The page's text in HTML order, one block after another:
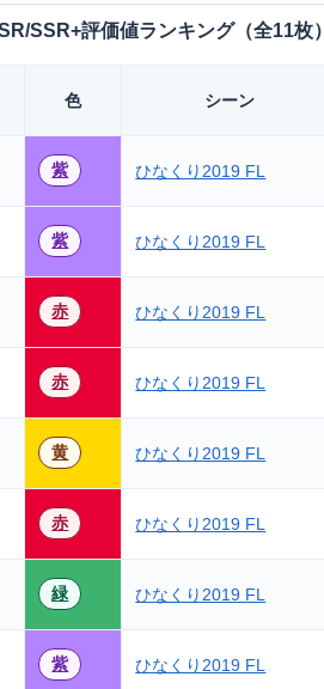
SSR+評価値ランキング（全11枚）
色 シーン
紫 ひなくり2019 FL
紫 ひなくり2019 FL
赤 ひなくり2019 FL
赤 ひなくり2019 FL
黄 ひなくり2019 FL
赤 ひなくり2019 FL
緑 ひなくり2019 FL
紫 ひなくり2019 FL